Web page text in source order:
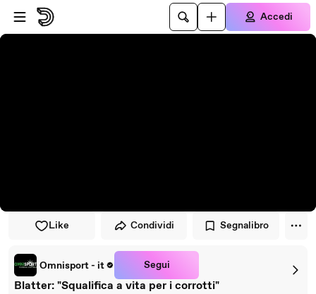
Vai al lettore
Passa al contenuto principale
Accedi
Like Condividi Segnalibro
Omnisport - it Segui
Blatter: "Squalifica a vita per i corrotti"